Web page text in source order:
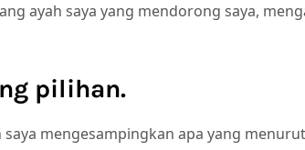
ayah saya yang mendorong saya,
pilihan.
mengesampingkan apa yang